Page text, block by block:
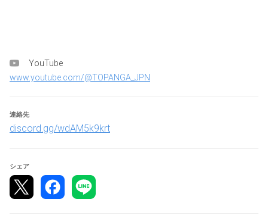
◤参加資格
人
※TOPANGAチャンピオンシップ開催中、日本に在住できる
◤プラットフォーム
PC版のみ ※PlayStation/XBOX/Switch版は参加不可
YouTube
www.youtube.com/@TOPANGA_JPN
連絡先
discord.gg/wdAM5k9krt
シェア